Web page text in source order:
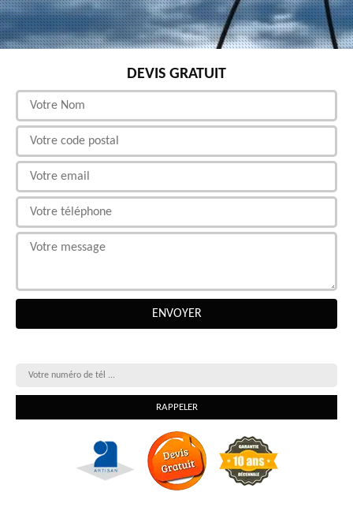
DEVIS GRATUIT